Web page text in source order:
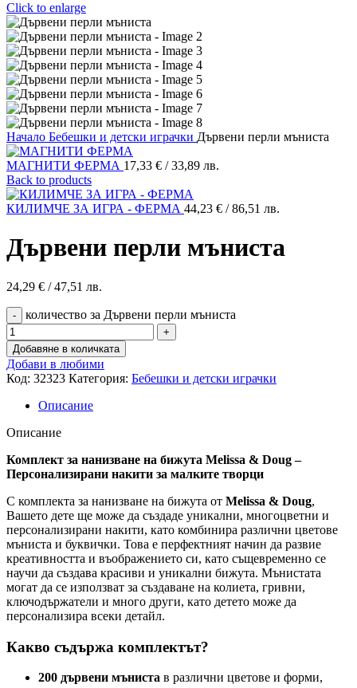
Click to enlarge
Начало Бебешки и детски играчки Дървени перли мъниста
МАГНИТИ ФЕРМА 17,33 € / 33,89 лв.
Back to products
КИЛИМЧЕ ЗА ИГРА - ФЕРМА 44,23 € / 86,51 лв.
Дървени перли мъниста
24,29 € / 47,51 лв.
количество за Дървени перли мъниста
Добавяне в количката
Добави в любими
Код: 32323 Категория: Бебешки и детски играчки
Описание
Описание
Комплект за нанизване на бижута Melissa & Doug –
Персонализирани накити за малките творци
С комплекта за нанизване на бижута от Melissa & Doug,
Вашето дете ще може да създаде уникални, многоцветни и
персонализирани накити, като комбинира различни цветове
мъниста и буквички. Това е перфектният начин да развие
креативността и въображението си, като същевременно се
научи да създава красиви и уникални бижута. Мънистата
могат да се използват за създаване на колиета, гривни,
ключодържатели и много други, като детето може да
персонализира всеки детайл.
Какво съдържа комплектът?
200 дървени мъниста в различни цветове и форми,